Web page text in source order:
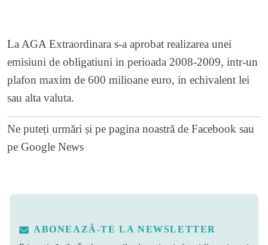
La AGA Extraordinara s-a aprobat realizarea unei
emisiuni de obligatiuni in perioada 2008-2009, intr-un
plafon maxim de 600 milioane euro, in echivalent lei
sau alta valuta.
Ne puteți urmări și pe pagina noastră de Facebook sau
pe Google News
ABONEAZĂ-TE LA NEWSLETTER